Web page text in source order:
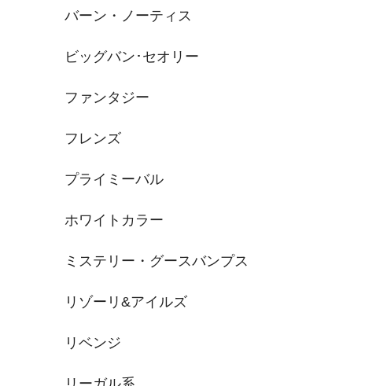
バーン・ノーティス
ビッグバン･セオリー
ファンタジー
フレンズ
プライミーバル
ホワイトカラー
ミステリー・グースバンプス
リゾーリ&アイルズ
リベンジ